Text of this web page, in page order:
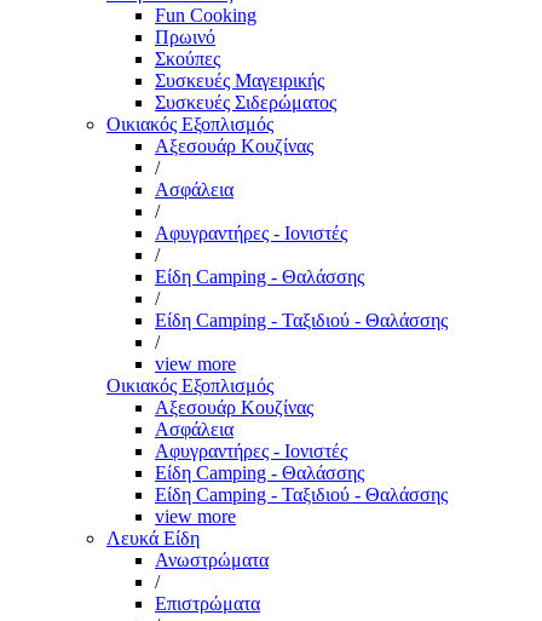
Fun Cooking
Πρωινό
Σκούπες
Συσκευές Μαγειρικής
Συσκευές Σιδερώματος
Οικιακός Εξοπλισμός
Αξεσουάρ Κουζίνας
/
Ασφάλεια
/
Αφυγραντήρες - Ιονιστές
/
Είδη Camping - Θαλάσσης
/
Είδη Camping - Ταξιδιού - Θαλάσσης
/
view more
Οικιακός Εξοπλισμός
Αξεσουάρ Κουζίνας
Ασφάλεια
Αφυγραντήρες - Ιονιστές
Είδη Camping - Θαλάσσης
Είδη Camping - Ταξιδιού - Θαλάσσης
view more
Λευκά Είδη
Ανωστρώματα
/
Επιστρώματα